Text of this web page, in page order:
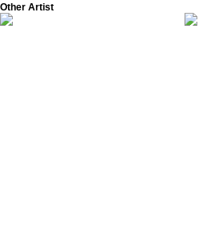
Other Artist